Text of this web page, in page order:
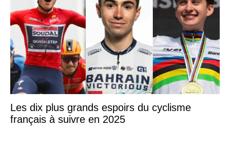
Les dix plus grands espoirs du cyclisme
français à suivre en 2025